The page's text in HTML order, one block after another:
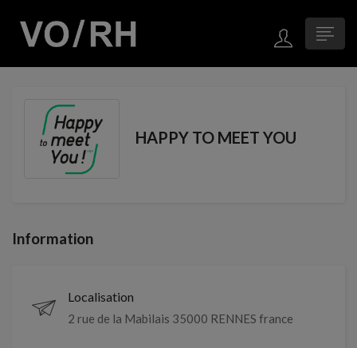
HAPPY TO MEET YOU
Information
Localisation
2 rue de la Mabilais 35000 RENNES france